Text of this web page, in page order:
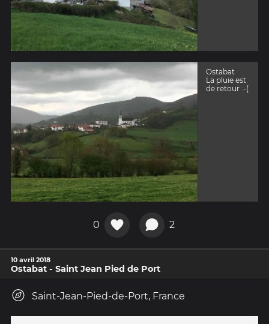
Ostabat
La pluie est
de retour :-(
0 2
10 avril 2018
Ostabat - Saint Jean Pied de Port
Saint-Jean-Pied-de-Port, France